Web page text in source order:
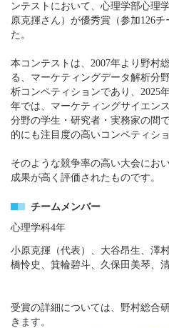
ンテストにおいて、心理学部心理
原克揮さん）が優秀賞（参加126
た。
本コンテストは、2007年より野村
る、マーケティングデータ解析分
析コンペティションであり、2025
年では、マーケティングサイエン
分野の学生・研究者・実務家の間
的にも注目度の高いコンペティシ
そのような競争率の高い大会にお
成果が高く評価されたものです。
チームメンバー
心理学科4年
小原克揮（代表）、大谷昂生、澤
橋怜史、箕輪碧斗、久保田美琴、
受賞の詳細については、野村総合
きます。